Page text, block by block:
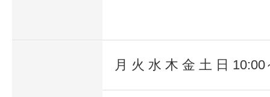
カクテル作りに憧れを抱く、全く
月 火 水 木 金 土 日 10:00